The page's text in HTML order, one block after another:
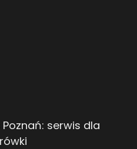
serwis dla